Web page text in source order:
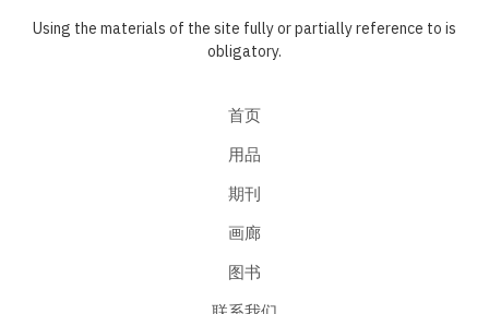
Using the materials of the site fully or partially reference to is
obligatory.
首页
用品
期刊
画廊
图书